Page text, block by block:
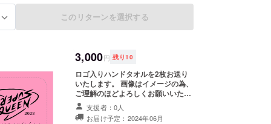
このリターンを選択する
3,000円 残り10
ロゴ入りハンドタオルを2枚お送り
いたします。 画像はイメージの為、
ご理解のほどよろしくお願いいたし
ます。 サイズ 20cm×20cm 素材 綿
100%支援者：0人
お届け予定：2024年06月